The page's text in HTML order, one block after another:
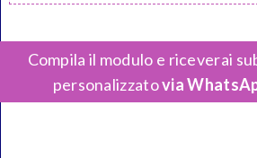
Compila il modulo e riceverai
personalizzatovia